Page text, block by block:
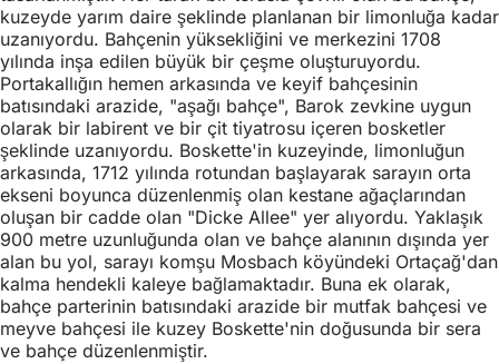
kuzeyde yarım daire şeklinde planlanan bir limonluğa kadar
uzanıyordu. Bahçenin yüksekliğini ve merkezini 1708
yılında inşa edilen büyük bir çeşme oluşturuyordu.
Portakallığın hemen arkasında ve keyif bahçesinin
batısındaki arazide, "aşağı bahçe", Barok zevkine uygun
olarak bir labirent ve bir çit tiyatrosu içeren bosketler
şeklinde uzanıyordu. Boskette'in kuzeyinde, limonluğun
arkasında, 1712 yılında rotundan başlayarak sarayın orta
ekseni boyunca düzenlenmiş olan kestane ağaçlarından
oluşan bir cadde olan "Dicke Allee" yer alıyordu. Yaklaşık
900 metre uzunluğunda olan ve bahçe alanının dışında yer
alan bu yol, sarayı komşu Mosbach köyündeki Ortaçağ'dan
kalma hendekli kaleye bağlamaktadır. Buna ek olarak,
bahçe parterinin batısındaki arazide bir mutfak bahçesi ve
meyve bahçesi ile kuzey Boskette'nin doğusunda bir sera
ve bahçe düzenlenmiştir.